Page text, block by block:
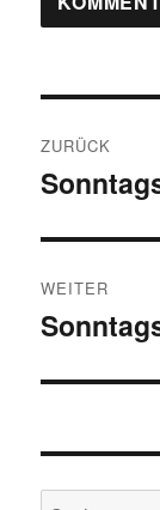
ZURÜCK
Vorheriger
WEITER
Nächster
Suchen